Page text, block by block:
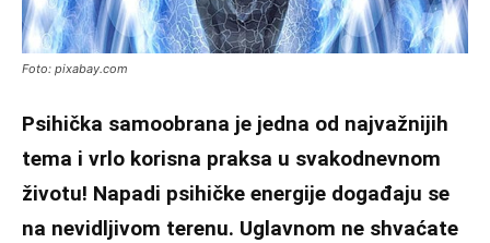
Foto: pixabay.com
Psihička samoobrana je jedna od najvažnijih
tema i vrlo korisna praksa u svakodnevnom
životu! Napadi psihičke energije događaju se
na nevidljivom terenu. Uglavnom ne shvaćate